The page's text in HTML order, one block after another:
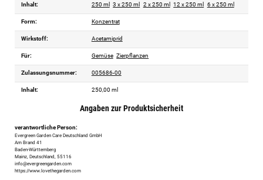
Inhalt: 250 ml 3 x 250 ml 2 x 250 ml 12 x 250 ml 6 x 250 ml
Form: Konzentrat
Wirkstoff: Acetamiprid
Für: Gemüse Zierpflanzen
Zulassungsnummer: 005686-00
Inhalt: 250,00 ml
Angaben zur Produktsicherheit
verantwortliche Person:
Evergreen Garden Care Deutschland GmbH
Am Brand 41
Baden-Württemberg
Mainz, Deutschland, 55116
info@evergreengarden.com
https://www.lovethegarden.com